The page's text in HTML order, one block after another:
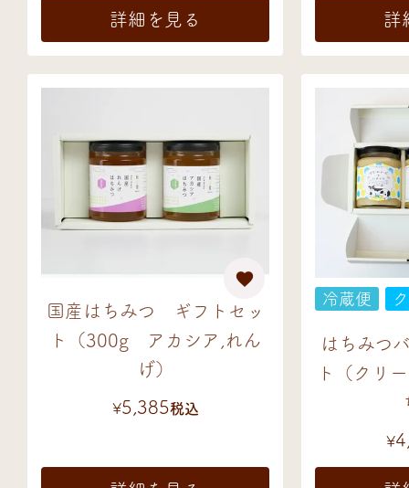
詳細を見る 詳
国産はちみつ ギフトセッ
ト（300g アカシア,れん
げ）
¥5,385税込
冷蔵便
はちみつ
ト（クリ
¥